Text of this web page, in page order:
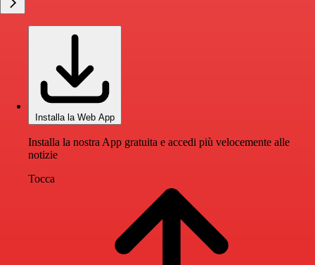
Installa la Web App
Installa la nostra App gratuita e accedi più velocemente alle
notizie
Tocca